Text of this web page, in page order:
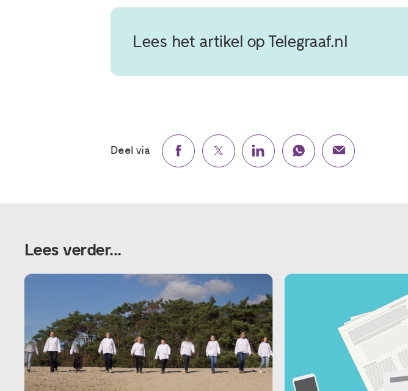
Lees het artikel op Telegraaf.nl
Deel via
Lees verder...